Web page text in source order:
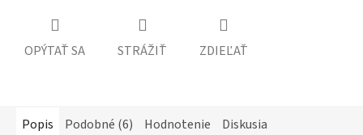
OPÝTAŤ SA STRÁŽIŤ ZDIEĽAŤ
Popis Podobné (6) Hodnotenie Diskusia